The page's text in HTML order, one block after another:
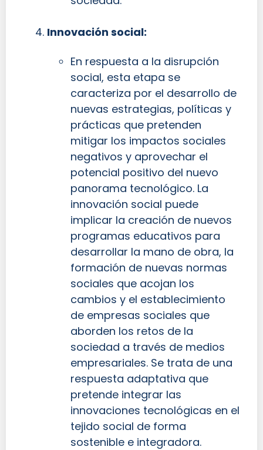
Innovación social:
En respuesta a la disrupción
social, esta etapa se
caracteriza por el desarrollo de
nuevas estrategias, políticas y
prácticas que pretenden
mitigar los impactos sociales
negativos y aprovechar el
potencial positivo del nuevo
panorama tecnológico. La
innovación social puede
implicar la creación de nuevos
programas educativos para
desarrollar la mano de obra, la
formación de nuevas normas
sociales que acojan los
cambios y el establecimiento
de empresas sociales que
aborden los retos de la
sociedad a través de medios
empresariales. Se trata de una
respuesta adaptativa que
pretende integrar las
innovaciones tecnológicas en el
tejido social de forma
sostenible e integradora.